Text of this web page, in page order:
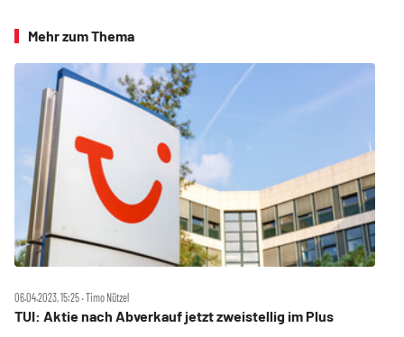
Mehr zum Thema
06.04.2023, 15:25 ‧ Timo Nützel
TUI: Aktie nach Abverkauf jetzt zweistellig im Plus